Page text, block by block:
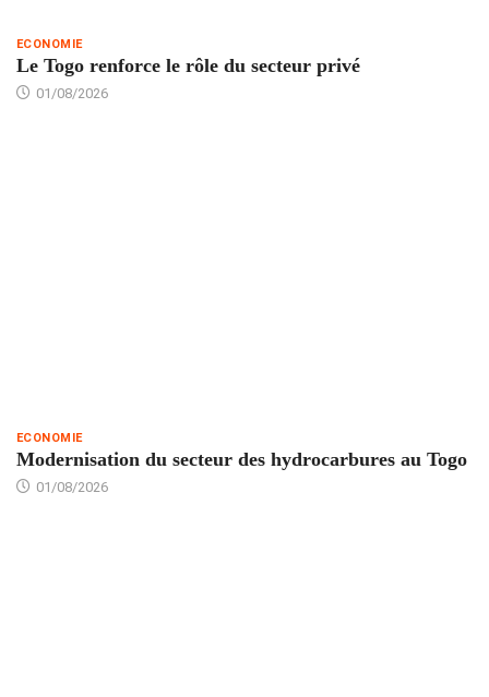
ECONOMIE
Le Togo renforce le rôle du secteur privé
01/08/2026
ECONOMIE
Modernisation du secteur des hydrocarbures au Togo
01/08/2026